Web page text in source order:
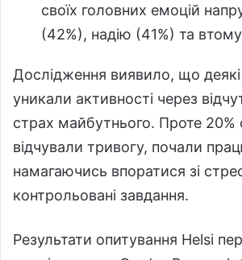
своїх головних емоцій
(42%), надію (41%) та
Дослідження виявило, що
уникали активності через
страх майбутнього. Проте 20%
відчували тривогу, почали
намагаючись впоратися зі
контрольовані завдання.
Результати опитування Helsi